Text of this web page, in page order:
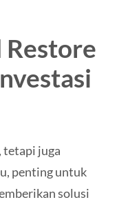
tetapi juga
penting untuk
solusi